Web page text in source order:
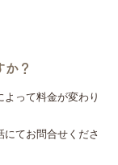
？
って料金が変わり
てお問合せくださ